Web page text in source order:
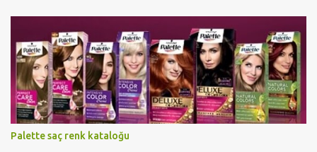
Palette saç renk kataloğu